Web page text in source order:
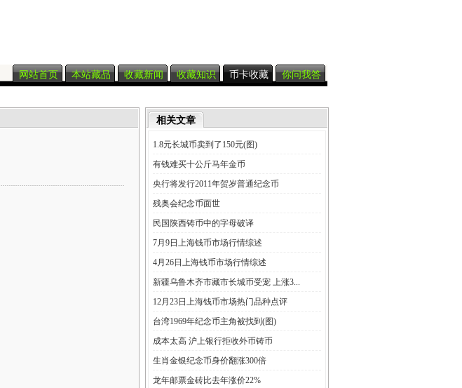
网站首页 本站藏品 收藏新闻 收藏知识 币卡收藏 你问我答
相关文章
1.8元长城币卖到了150元(图)
有钱难买十公斤马年金币
央行将发行2011年贺岁普通纪念币
残奥会纪念币面世
民国陕西铸币中的字母破译
7月9日上海钱币市场行情综述
4月26日上海钱币市场行情综述
新疆乌鲁木齐市藏市长城币受宠 上涨3...
12月23日上海钱币市场热门品种点评
台湾1969年纪念币主角被找到(图)
成本太高 沪上银行拒收外币铸币
生肖金银纪念币身价翻涨300倍
龙年邮票金砖比去年涨价22%